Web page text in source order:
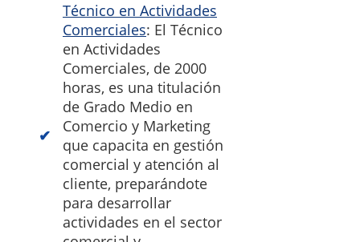
Técnico en Actividades
Comerciales: El Técnico
en Actividades
Comerciales, de 2000
horas, es una titulación
de Grado Medio en
Comercio y Marketing
que capacita en gestión
comercial y atención al
cliente, preparándote
para desarrollar
actividades en el sector